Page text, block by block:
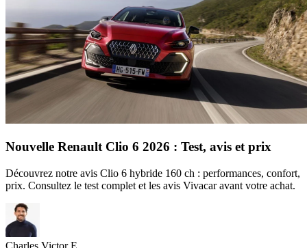
Nouvelle Renault Clio 6 2026 : Test, avis et prix
Découvrez notre avis Clio 6 hybride 160 ch : performances, confort,
prix. Consultez le test complet et les avis Vivacar avant votre achat.
Charles Victor E.